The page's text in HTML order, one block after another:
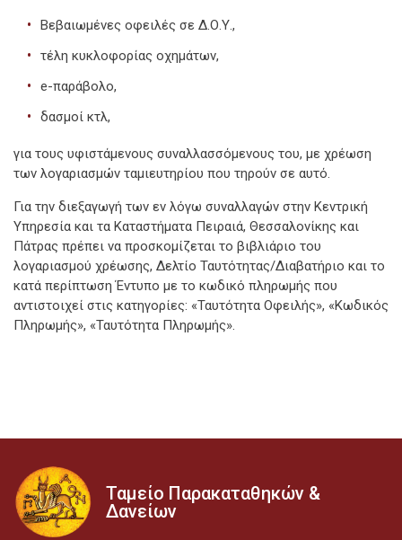
Βεβαιωμένες οφειλές σε Δ.Ο.Υ.,
τέλη κυκλοφορίας οχημάτων,
e-παράβολο,
δασμοί κτλ,
για τους υφιστάμενους συναλλασσόμενους του, με χρέωση
των λογαριασμών ταμιευτηρίου που τηρούν σε αυτό.
Για την διεξαγωγή των εν λόγω συναλλαγών στην Κεντρική
Υπηρεσία και τα Καταστήματα Πειραιά, Θεσσαλονίκης και
Πάτρας πρέπει να προσκομίζεται το βιβλιάριο του
λογαριασμού χρέωσης, Δελτίο Ταυτότητας/Διαβατήριο και το
κατά περίπτωση Έντυπο με το κωδικό πληρωμής που
αντιστοιχεί στις κατηγορίες: «Ταυτότητα Οφειλής», «Κωδικός
Πληρωμής», «Ταυτότητα Πληρωμής».
Ταμείο Παρακαταθηκών &
Δανείων